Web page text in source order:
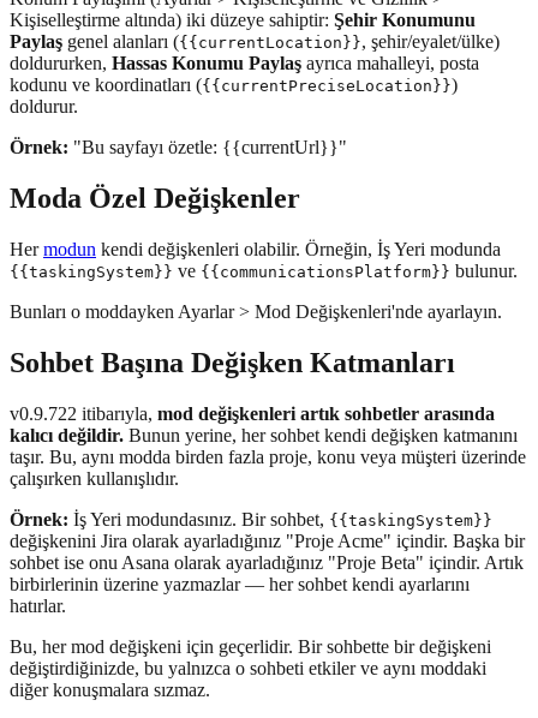
Kişiselleştirme altında) iki düzeye sahiptir: Şehir Konumunu
Paylaş genel alanları ({{currentLocation}}, şehir/eyalet/ülke)
doldururken, Hassas Konumu Paylaş ayrıca mahalleyi, posta
kodunu ve koordinatları ({{currentPreciseLocation}})
doldurur.
Örnek: "Bu sayfayı özetle: {{currentUrl}}"
Moda Özel Değişkenler
Hermodun kendi değişkenleri olabilir. Örneğin, İş Yeri modunda
{{taskingSystem}} ve {{communicationsPlatform}} bulunur.
Bunları o moddayken Ayarlar > Mod Değişkenleri'nde ayarlayın.
Sohbet Başına Değişken Katmanları
v0.9.722 itibarıyla, mod değişkenleri artık sohbetler arasında
kalıcı değildir. Bunun yerine, her sohbet kendi değişken katmanını
taşır. Bu, aynı modda birden fazla proje, konu veya müşteri üzerinde
çalışırken kullanışlıdır.
Örnek: İş Yeri modundasınız. Bir sohbet, {{taskingSystem}}
değişkenini Jira olarak ayarladığınız "Proje Acme" içindir. Başka bir
sohbet ise onu Asana olarak ayarladığınız "Proje Beta" içindir. Artık
birbirlerinin üzerine yazmazlar — her sohbet kendi ayarlarını
hatırlar.
Bu, her mod değişkeni için geçerlidir. Bir sohbette bir değişkeni
değiştirdiğinizde, bu yalnızca o sohbeti etkiler ve aynı moddaki
diğer konuşmalara sızmaz.